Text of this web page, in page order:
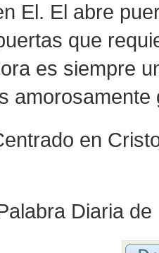
El. El abre
que
es siempre
en
Diaria de